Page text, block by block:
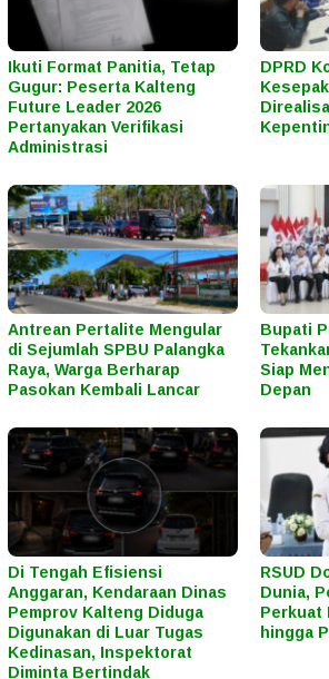
Ikuti Format Panitia, Tetap
Gugur: Peserta Kalteng
Future Leader 2026
Pertanyakan Verifikasi
Administrasi
DPRD
Antrean Pertalite Mengular
di Sejumlah SPBU Palangka
Raya, Warga Berharap
Pasokan Kembali Lancar
Bupati
Siap
Depan
Di Tengah Efisiensi
Anggaran, Kendaraan Dinas
Pemprov Kalteng Diduga
Digunakan di Luar Tugas
Kedinasan, Inspektorat
Diminta Bertindak
RSUD
Dunia,
Perkuat
hingga